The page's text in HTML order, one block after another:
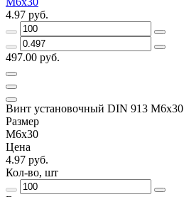
4.97 руб.
497.00 руб.
Винт установочный DIN 913 М6х30
Размер
М6х30
Цена
4.97 руб.
Кол-во, шт